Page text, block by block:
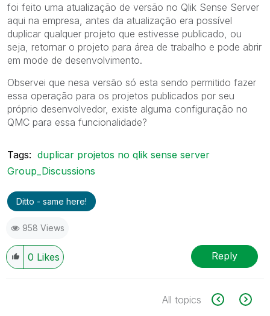
foi feito uma atualização de versão no Qlik Sense Server
aqui na empresa, antes da atualização era possível
duplicar qualquer projeto que estivesse publicado, ou
seja, retornar o projeto para área de trabalho e pode abrir
em mode de desenvolvimento.
Observei que nesa versão só esta sendo permitido fazer
essa operação para os projetos publicados por seu
próprio desenvolvedor, existe alguma configuração no
QMC para essa funcionalidade?
Tags: duplicar projetos no qlik sense server
Group_Discussions
Ditto - same here!
958 Views
0 Likes Reply
All topics